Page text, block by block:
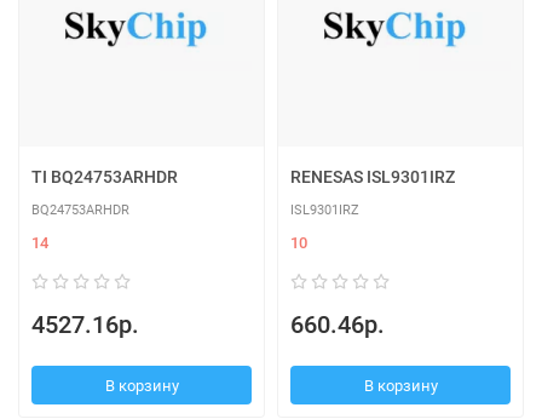
TI BQ24753ARHDR
BQ24753ARHDR
14
4527.16р.
В корзину
RENESAS ISL9301IRZ
ISL9301IRZ
10
660.46р.
В корзину